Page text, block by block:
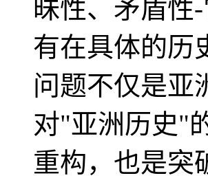
昧性、矛盾性
有在具体的历
问题不仅是亚
对"亚洲历史"
重构，也是突